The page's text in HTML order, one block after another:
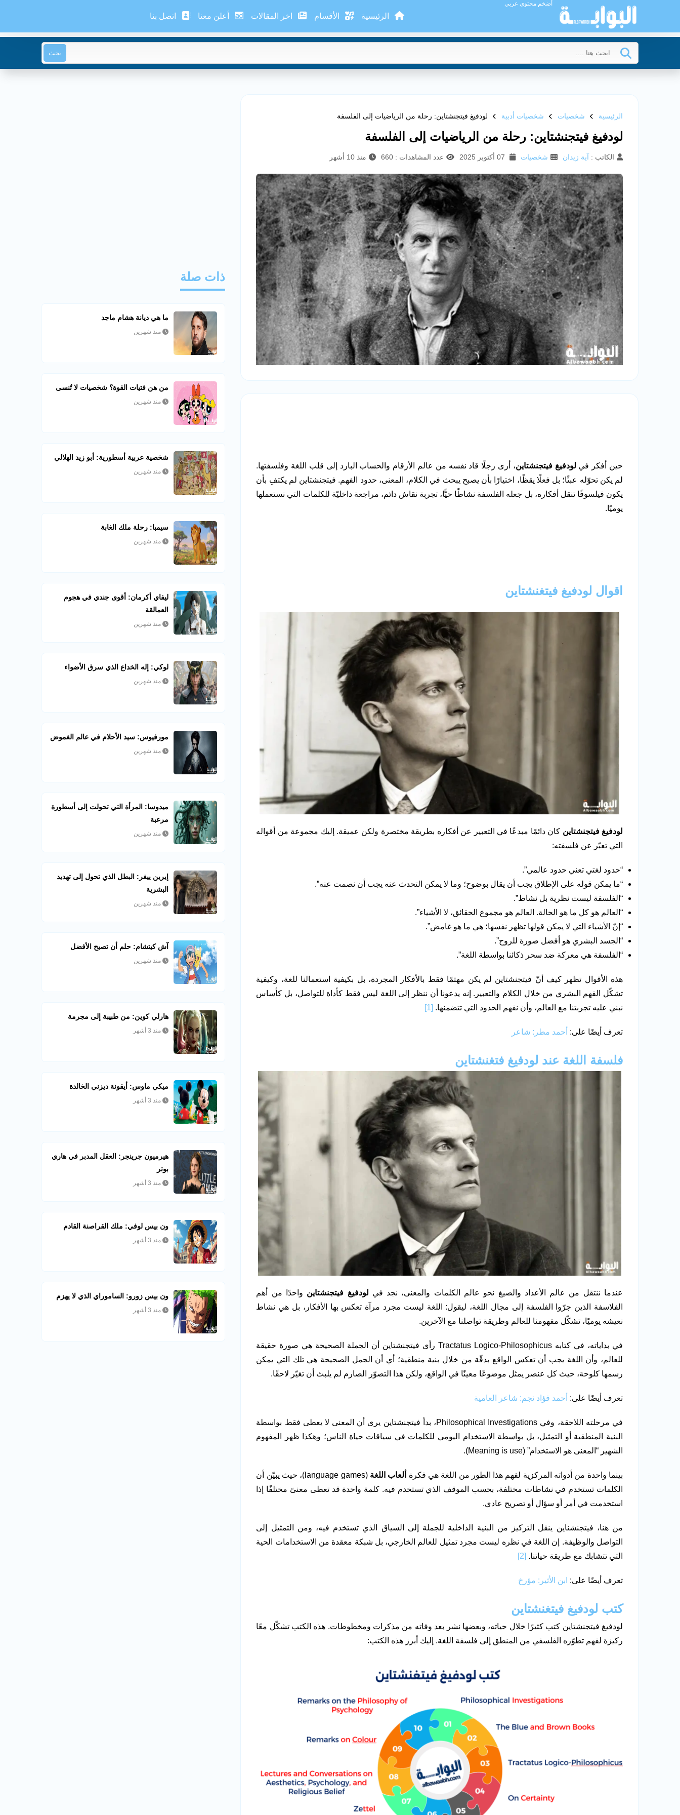
أضخم محتوى عربي
الرئيسية الأقسام اخر المقالات أعلن معنا اتصل بنا
بحث
الرئيسية شخصيات شخصيات أدبية لودفيغ فيتجنشتاين: رحلة من الرياضيات إلى الفلسفة
لودفيغ فيتجنشتاين: رحلة من الرياضيات إلى الفلسفة
الكاتب : آية زيدان شخصيات عدد المشاهدات : 660 منذ 10 أشهر
حين أفكر في لودفيغ فيتجنشتاين، أرى رجلًا قاد نفسه من عالم الأرقام والحساب البارد إلى قلب اللغة وفلسفتها.
لم يكن تحوّله عبثًا؛ بل فعلًا يقظًا، اختيارًا بأن يصبح يبحث في الكلام، المعنى، حدود الفهم. فيتجنشتاين لم يكتفِ بأن
يكون فيلسوفًا تنقل أفكاره، بل جعله الفلسفة نشاطًا حيًّا، تجربة نقاش دائم، مراجعة داخليّة للكلمات التي نستعملها
يوميًا.
اقوال لودفيغ فيتغنشتاين
لودفيغ فيتجنشتاين كان دائمًا مبدعًا في التعبير عن أفكاره بطريقة مختصرة ولكن عميقة. إليك مجموعة من أقواله
التي تعبّر عن فلسفته:
“حدود لغتي تعني حدود عالمي”.
“ما يمكن قوله على الإطلاق يجب أن يقال بوضوح؛ وما لا يمكن التحدث عنه يجب أن نصمت عنه”.
“الفلسفة ليست نظرية بل نشاط”.
“العالم هو كل ما هو الحالة. العالم هو مجموع الحقائق، لا الأشياء”.
“إنّ الأشياء التي لا يمكن قولها تظهر نفسها؛ هي ما هو غامض”.
“الجسد البشري هو أفضل صورة للروح”.
“الفلسفة هي معركة ضد سحر ذكائنا بواسطة اللغة”.
هذه الأقوال تظهر كيف أنّ فيتجنشتاين لم يكن مهتمًا فقط بالأفكار المجردة، بل بكيفية استعمالنا للغة، وكيفية
تشكّل الفهم البشري من خلال الكلام والتعبير. إنه يدعونا أن ننظر إلى اللغة ليس فقط كأداة للتواصل، بل كأساس
نبني عليه تجربتنا مع العالم، وأن نفهم الحدود التي تتضمنها. [1]
تعرف أيضًا على: أحمد مطر: شاعر
فلسفة اللغة عند لودفيغ فتغنشتاين
عندما ننتقل من عالم الأعداد والصيغ نحو عالم الكلمات والمعنى، نجد في لودفيغ فيتجنشتاين واحدًا من أهم
الفلاسفة الذين جرّوا الفلسفة إلى مجال اللغة، ليقول: اللغة ليست مجرد مرآة تعكس بها الأفكار، بل هي نشاط
نعيشه يوميًا، تشكّل مفهومنا للعالم وطريقة تواصلنا مع الآخرين.
في بداياته، في كتابه Tractatus Logico-Philosophicus رأى فيتجنشتاين أن الجملة الصحيحة هي صورة حقيقة
للعالم، وأن اللغة يجب أن تعكس الواقع بدقّة من خلال بنية منطقية؛ أي أن الجمل الصحيحة هي تلك التي يمكن
رسمها كلوحة، حيث كل عنصر يمثل موضوعًا معينًا في الواقع، ولكن هذا التصوّر الصارم لم يلبث أن تغيّر لاحقًا.
تعرف أيضًا على: أحمد فؤاد نجم: شاعر العامية
في مرحلته اللاحقة، وفي Philosophical Investigations، بدأ فيتجنشتاين يرى أن المعنى لا يعطى فقط بواسطة
البنية المنطقية أو التمثيل، بل بواسطة الاستخدام اليومي للكلمات في سياقات حياة الناس؛ وهكذا ظهر المفهوم
الشهير “المعنى هو الاستخدام” (Meaning is use).
بينما واحدة من أدواته المركزية لفهم هذا الطور من اللغة هي فكرة ألعاب اللغة
(language games)، حيث يبيّن أن
الكلمات تستخدم في نشاطات مختلفة، بحسب الموقف الذي تستخدم فيه. كلمة واحدة قد تعطى معنىً مختلفًا إذا
استخدمت في أمر أو سؤال أو تصريح عادي.
من هنا، فيتجنشناين ينقل التركيز من البنية الداخلية للجملة إلى السياق الذي تستخدم فيه، ومن التمثيل إلى
التواصل والوظيفة. إن اللغة في نظره ليست مجرد تمثيل للعالم الخارجي، بل شبكة معقدة من الاستخدامات الحية
التي تتشابك مع طريقة حياتنا. [2]
تعرف أيضًا على: ابن الأثير: مؤرخ
كتب لودفيغ فيتغنشتاين
لودفيغ فيتجنشتاين كتب كثيرًا خلال حياته، وبعضها نشر بعد وفاته من مذكرات ومخطوطات. هذه الكتب تشكّل معًا
ركيزة لفهم تطوّره الفلسفي من المنطق إلى فلسفة اللغة. إليك أبرز هذه الكتب:
ذات صلة
ما هي ديانة هشام ماجد
منذ شهرين
من هن فتيات القوة؟ شخصيات لا تُنسى
منذ شهرين
شخصية عربية أسطورية: أبو زيد الهلالي
منذ شهرين
سيمبا: رحلة ملك الغابة
منذ شهرين
ليفاي أكرمان: أقوى جندي في هجوم
العمالقة
منذ شهرين
لوكي: إله الخداع الذي سرق الأضواء
منذ شهرين
مورفيوس: سيد الأحلام في عالم الغموض
منذ شهرين
ميدوسا: المرأة التي تحولت إلى أسطورة
مرعبة
منذ شهرين
إيرين ييغر: البطل الذي تحول إلى تهديد
البشرية
منذ شهرين
آش كيتشام: حلم أن تصبح الأفضل
منذ شهرين
هارلي كوين: من طبيبة إلى مجرمة
منذ 3 أشهر
ميكي ماوس: أيقونة ديزني الخالدة
منذ 3 أشهر
هيرميون جرينجر: العقل المدبر في هاري
بوتر
منذ 3 أشهر
ون بيس لوفي: ملك القراصنة القادم
منذ 3 أشهر
ون بيس زورو: الساموراي الذي لا يهزم
منذ 3 أشهر